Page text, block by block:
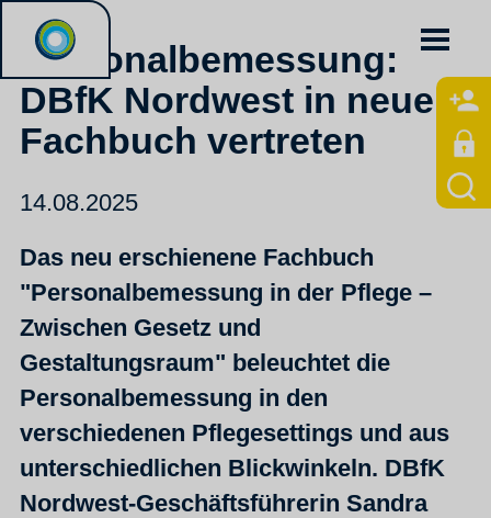
Personalbemessung:
DBfK Nordwest in neuem
Fachbuch vertreten
14.08.2025
Das neu erschienene Fachbuch
"Personalbemessung in der Pflege –
Zwischen Gesetz und
Gestaltungsraum" beleuchtet die
Personalbemessung in den
verschiedenen Pflegesettings und aus
unterschiedlichen Blickwinkeln. DBfK
Nordwest-Geschäftsführerin Sandra